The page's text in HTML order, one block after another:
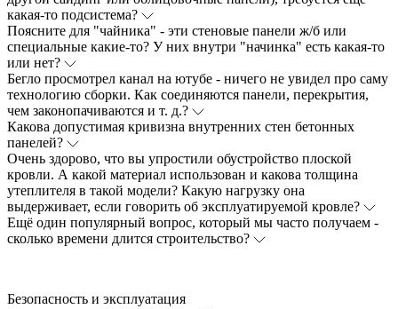
какая-то подсистема?
Поясните для "чайника" - эти стеновые панели ж/б или
специальные какие-то? У них внутри "начинка" есть какая-то
или нет?
Бегло просмотрел канал на ютубе - ничего не увидел про саму
технологию сборки. Как соединяются панели, перекрытия,
чем законопачиваются и т. д.?
Какова допустимая кривизна внутренних стен бетонных
панелей?
Очень здорово, что вы упростили обустройство плоской
кровли. А какой материал использован и какова толщина
утеплителя в такой модели? Какую нагрузку она
выдерживает, если говорить об эксплуатируемой кровле?
Ещё один популярный вопрос, который мы часто получаем -
сколько времени длится строительство?
Безопасность и эксплуатация